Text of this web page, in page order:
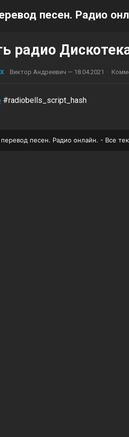
песен. Радио
радио
Виктор Андреевич — 18.04.2021 ·
#radiobells_script_hash
песен. Радио онлайн. - Все